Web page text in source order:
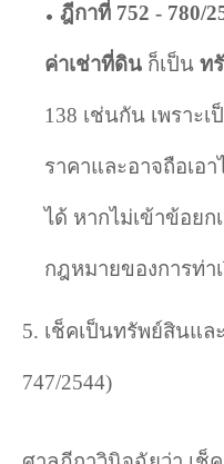
ฎีกาที่ 752 - 780/
ค่าเช่าที่ดิน ก็เป็น ท
138 เช่นกัน เพราะ
ราคาและอาจถือเอ
ได้ หากไม่เข้าข้อย
กฎหมายของการท่า
5. เช็คเป็นทรัพย์สินแล
747/2544)